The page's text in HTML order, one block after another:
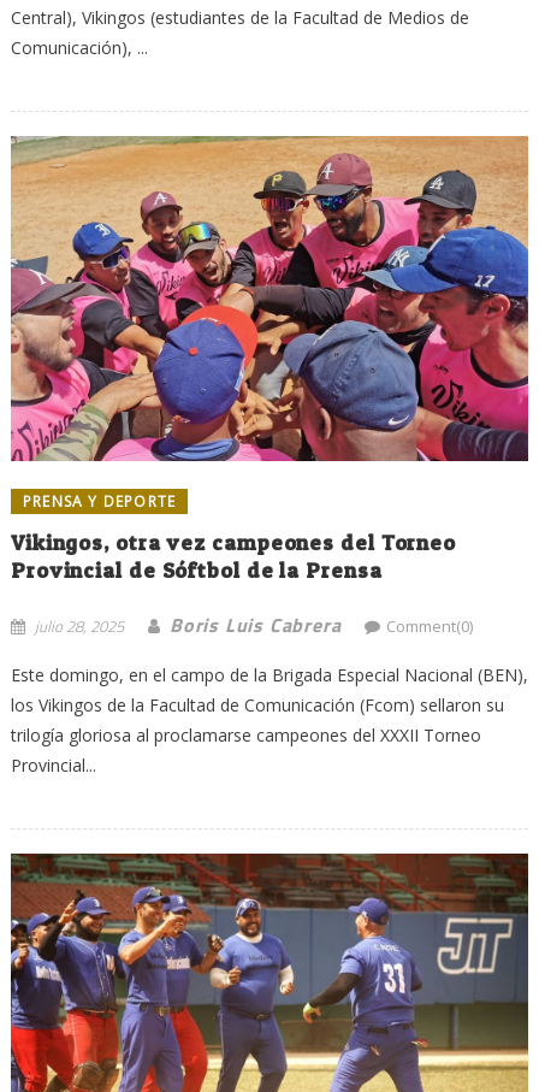
Central), Vikingos (estudiantes de la Facultad de Medios de
Comunicación), ...
PRENSA Y DEPORTE
Vikingos, otra vez campeones del Torneo
Provincial de Sóftbol de la Prensa
julio 28, 2025 Boris Luis Cabrera Comment(0)
Este domingo, en el campo de la Brigada Especial Nacional (BEN),
los Vikingos de la Facultad de Comunicación (Fcom) sellaron su
trilogía gloriosa al proclamarse campeones del XXXII Torneo
Provincial...